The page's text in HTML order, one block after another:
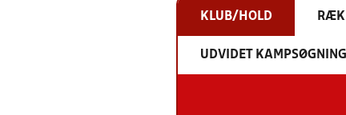
KLUB/HOLD
UDVIDET KAMPSØGNING